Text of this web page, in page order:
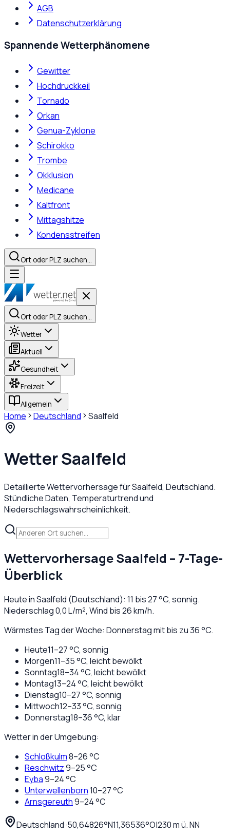
AGB
Datenschutzerklärung
Spannende Wetterphänomene
Gewitter
Hochdruckkeil
Tornado
Orkan
Genua-Zyklone
Schirokko
Trombe
Okklusion
Medicane
Kaltfront
Mittagshitze
Kondensstreifen
Ort oder PLZ suchen…
Ort oder PLZ suchen…
Wetter
Aktuell
Gesundheit
Freizeit
Allgemein
Home Deutschland Saalfeld
WetterSaalfeld
Detaillierte Wettervorhersage fürSaalfeld, Deutschland.
Stündliche Daten, Temperaturtrend und
Niederschlagswahrscheinlichkeit.
WettervorhersageSaalfeld – 7-Tage-
Überblick
Heute inSaalfeld (Deutschland): 11 bis27°C, sonnig.
Niederschlag0,0L/m², Wind bis26km/h.
Wärmstes Tag der Woche: Donnerstag mit bis zu 36 °C.
Heute11–27°C, sonnig
Morgen11–35°C, leicht bewölkt
Sonntag18–34°C, leicht bewölkt
Montag13–24°C, leicht bewölkt
Dienstag10–27°C, sonnig
Mittwoch12–33°C, sonnig
Donnerstag18–36°C, klar
Wetter in der Umgebung:
Schloßkulm8–26°C
Reschwitz9–25°C
Eyba9–24°C
Unterwellenborn10–27°C
Arnsgereuth9–24°C
Deutschland··50,64826°N11,36536°O|230m ü. NN